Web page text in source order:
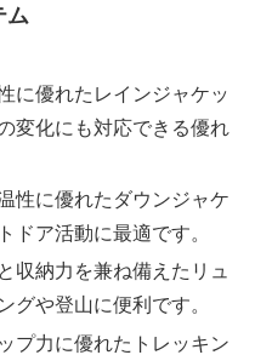
ム
に優れたレインジャケッ
変化にも対応できる優れ
性に優れたダウンジャケ
ドア活動に最適です。
収納力を兼ね備えたリュ
グや登山に便利です。
プ力に優れたトレッキン